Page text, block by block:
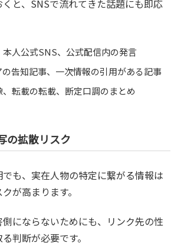
と、SNSで流れてきた話題にも即応
本人公式SNS、公式配信内の発言
の告知記事、一次情報の引用がある記事
転載の転載、断定口調のまとめ
の拡散リスク
も、実在人物の特定に繋がる情報は
が高まります。
にならないためにも、リンク先の性
判断が必要です。